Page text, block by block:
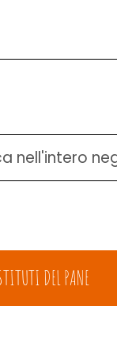
DEL PANE